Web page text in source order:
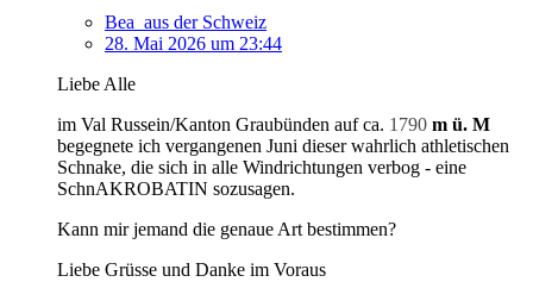
Bea_aus der Schweiz
28. Mai 2026 um 23:44
Liebe Alle
im Val Russein/Kanton Graubünden auf ca. 1790 m ü. M
begegnete ich vergangenen Juni dieser wahrlich athletischen
Schnake, die sich in alle Windrichtungen verbog - eine
SchnAKROBATIN sozusagen.
Kann mir jemand die genaue Art bestimmen?
Liebe Grüsse und Danke im Voraus